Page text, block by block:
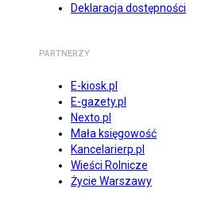
Deklaracja dostępności
PARTNERZY
E-kiosk.pl
E-gazety.pl
Nexto.pl
Mała księgowość
Kancelarierp.pl
Wieści Rolnicze
Życie Warszawy